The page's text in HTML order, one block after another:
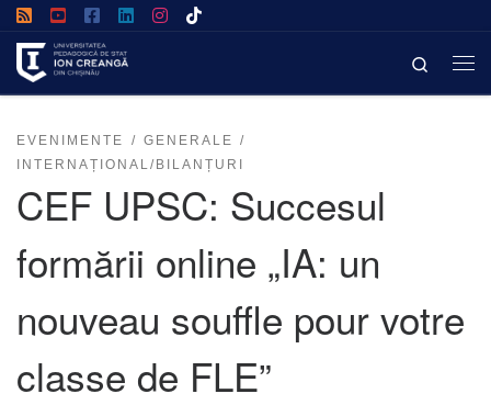
Search
EVENIMENTE
GENERALE
INTERNAȚIONAL/BILANȚURI
CEF UPSC: Succesul
formării online „IA: un
nouveau souffle pour votre
classe de FLE”